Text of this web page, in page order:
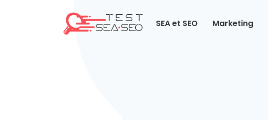
SEA et SEO Marketing